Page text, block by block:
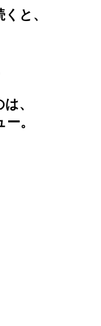
と、
、
。